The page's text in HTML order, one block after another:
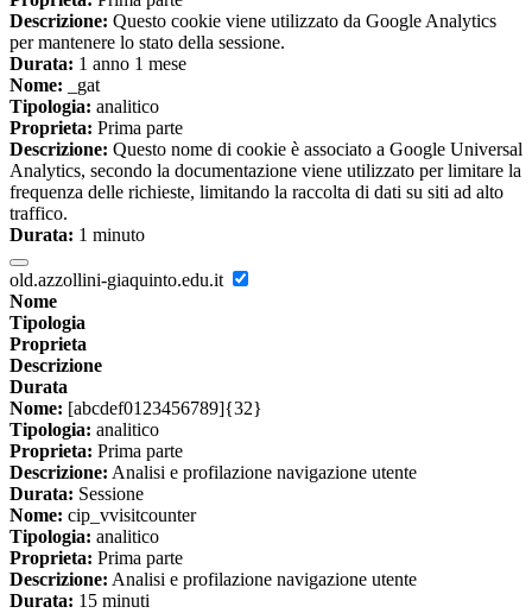
Descrizione: Questo cookie viene utilizzato da Google Analytics
per mantenere lo stato della sessione.
Durata: 1 anno 1 mese
Nome: _gat
Tipologia: analitico
Proprieta: Prima parte
Descrizione: Questo nome di cookie è associato a Google Universal
Analytics, secondo la documentazione viene utilizzato per limitare la
frequenza delle richieste, limitando la raccolta di dati su siti ad alto
traffico.
Durata: 1 minuto
old.azzollini-giaquinto.edu.it
Nome
Tipologia
Proprieta
Descrizione
Durata
Nome: [abcdef0123456789]{32}
Tipologia: analitico
Proprieta: Prima parte
Descrizione: Analisi e profilazione navigazione utente
Durata: Sessione
Nome: cip_vvisitcounter
Tipologia: analitico
Proprieta: Prima parte
Descrizione: Analisi e profilazione navigazione utente
Durata: 15 minuti